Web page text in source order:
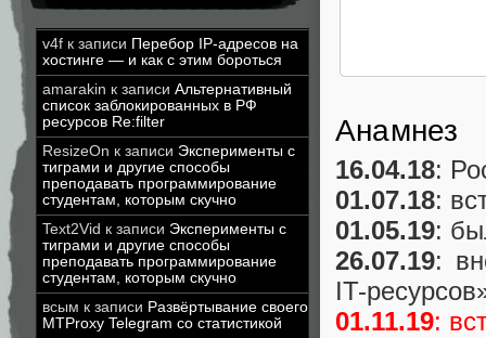
v4f к записи Перебор IP-адресов на
хостинге — и как с этим бороться
amarakin к записи Альтернативный
список заблокированных в РФ
ресурсов Re:filter
ResizeOn к записи Эксперименты с
тиграми и другие способы
преподавать программирование
студентам, которым скучно
Text2Vid к записи Эксперименты с
тиграми и другие способы
преподавать программирование
студентам, которым скучно
всым к записи Развёртывание своего
MTProxy Telegram со статистикой
Анамнез
16.04.18:
01.07.18:
01.05.19:
26.07.19:
IT-
01.11.19: